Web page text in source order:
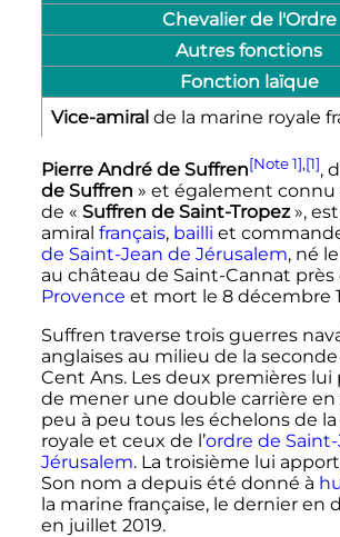
Chevalier de l'Ordre
Autres fonctions
Fonction laïque
Vice-amiral de la marine royale
Pierre André de Suffren[Note 1],[1],
de Suffren » et également connu
de « Suffren de Saint-Tropez »,
amiral français, bailli et
de Saint-Jean de Jérusalem, né le
au château de Saint-Cannat près
Provence et mort le 8 décembre
Suffren traverse trois guerres
anglaises au milieu de la
Cent Ans. Les deux premières
de mener une double carrière en
peu à peu tous les échelons de
royale et ceux de l’ordre de
Jérusalem. La troisième lui
Son nom a depuis été donné à
la marine française, le dernier en
en juillet 2019.